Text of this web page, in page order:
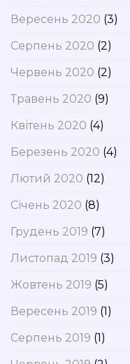
Вересень 2020 (3)
Серпень 2020 (2)
Червень 2020 (2)
Травень 2020 (9)
Квітень 2020 (4)
Березень 2020 (4)
Лютий 2020 (12)
Січень 2020 (8)
Грудень 2019 (7)
Листопад 2019 (3)
Жовтень 2019 (5)
Вересень 2019 (1)
Серпень 2019 (1)